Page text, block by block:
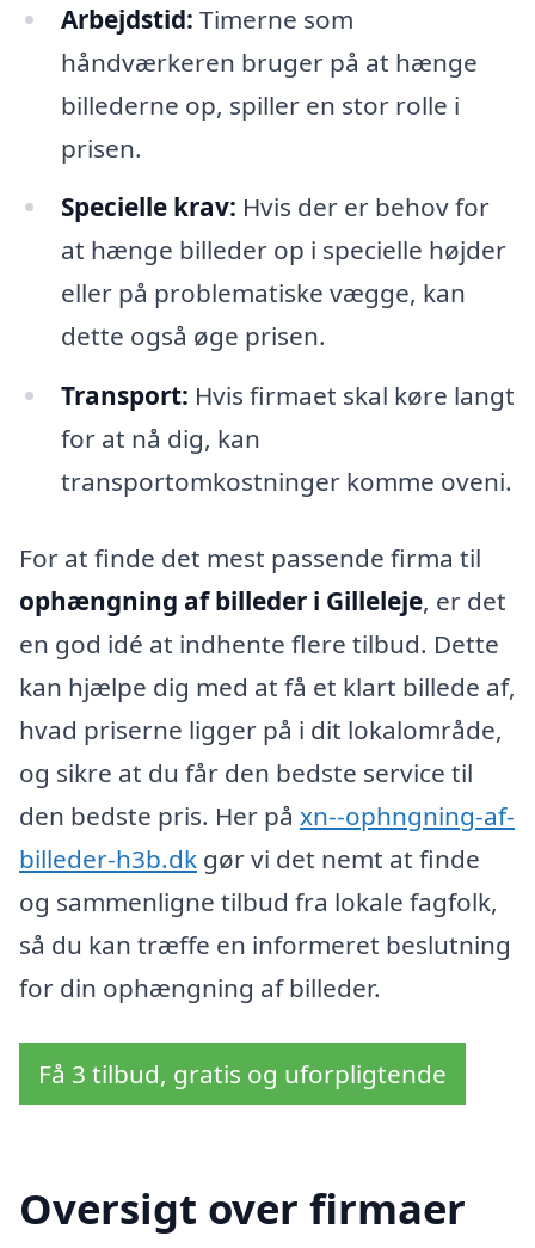
Arbejdstid: Timerne som
håndværkeren bruger på at hænge
billederne op, spiller en stor rolle i
prisen.
Specielle krav: Hvis der er behov for
at hænge billeder op i specielle højder
eller på problematiske vægge, kan
dette også øge prisen.
Transport: Hvis firmaet skal køre langt
for at nå dig, kan
transportomkostninger komme oveni.
For at finde det mest passende firma til
ophængning af billeder i Gilleleje, er det
en god idé at indhente flere tilbud. Dette
kan hjælpe dig med at få et klart billede af,
hvad priserne ligger på i dit lokalområde,
og sikre at du får den bedste service til
den bedste pris. Her på xn--ophngning-af-
billeder-h3b.dk gør vi det nemt at finde
og sammenligne tilbud fra lokale fagfolk,
så du kan træffe en informeret beslutning
for din ophængning af billeder.
Få 3 tilbud, gratis og uforpligtende
Oversigt over firmaer